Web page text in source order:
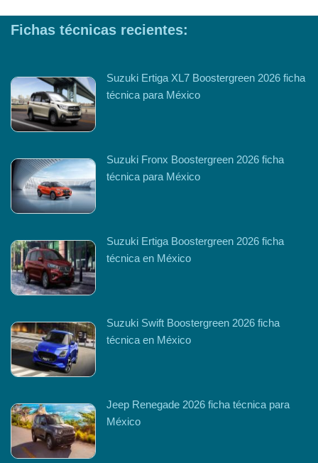
Fichas técnicas recientes:
Suzuki Ertiga XL7 Boostergreen 2026 ficha
técnica para México
Suzuki Fronx Boostergreen 2026 ficha
técnica para México
Suzuki Ertiga Boostergreen 2026 ficha
técnica en México
Suzuki Swift Boostergreen 2026 ficha
técnica en México
Jeep Renegade 2026 ficha técnica para
México